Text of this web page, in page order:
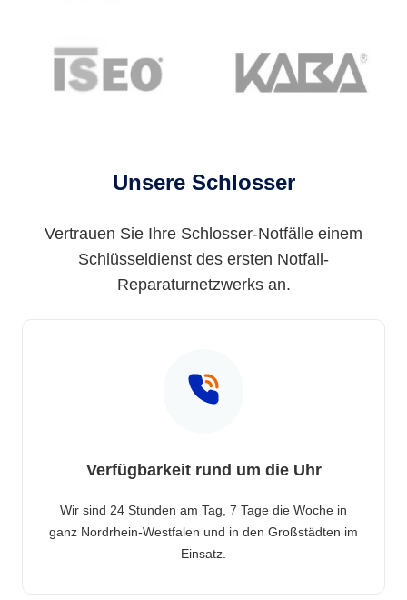
Unsere Schlosser
Vertrauen Sie Ihre Schlosser-Notfälle einem
Schlüsseldienst des ersten Notfall-
Reparaturnetzwerks an.
Verfügbarkeit rund um die Uhr
Wir sind 24 Stunden am Tag, 7 Tage die Woche in
ganz Nordrhein-Westfalen und in den Großstädten im
Einsatz.